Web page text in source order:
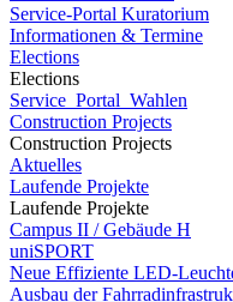
Service-Portal Kuratorium
Informationen & Termine
Elections
Elections
Service_Portal_Wahlen
Construction Projects
Construction Projects
Aktuelles
Laufende Projekte
Laufende Projekte
Campus II / Gebäude H
uniSPORT
Neue Effiziente LED-
Ausbau der